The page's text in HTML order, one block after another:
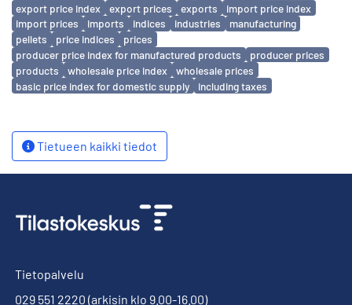
export price index
export prices exports
import price index
import prices
imports indices industries
manufacturing
pellets
price indices
prices
producer price index for manufactured products
producer prices
products
wholesale price index
wholesale prices
basic price index for domestic supply
including taxes
Tietueen kaikki tiedot
Tietopalvelu
029 551 2220 (arkisin klo 9.00-16.00)